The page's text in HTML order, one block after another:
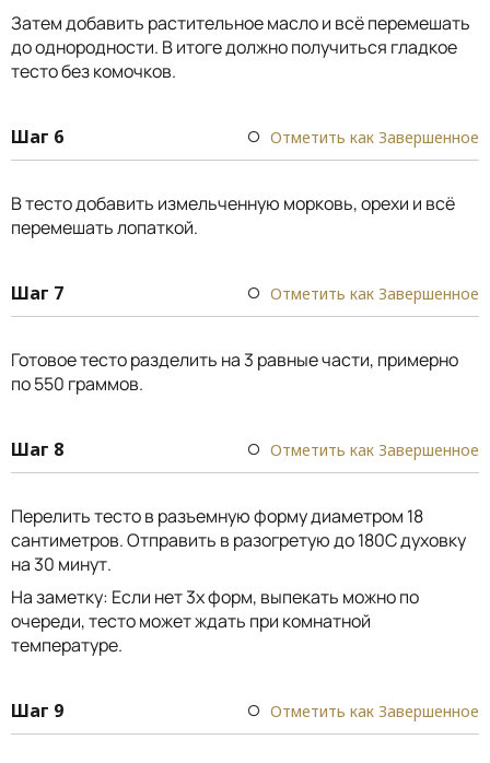
Затем добавить растительное масло и всё перемешать
до однородности. В итоге должно получиться гладкое
тесто без комочков.
Шаг 6 Отметить как Завершенное
В тесто добавить измельченную морковь, орехи и всё
перемешать лопаткой.
Шаг 7 Отметить как Завершенное
Готовое тесто разделить на 3 равные части, примерно
по 550 граммов.
Шаг 8 Отметить как Завершенное
Перелить тесто в разъемную форму диаметром 18
сантиметров. Отправить в разогретую до 180С духовку
на 30 минут.
На заметку: Если нет 3х форм, выпекать можно по
очереди, тесто может ждать при комнатной
температуре.
Шаг 9 Отметить как Завершенное